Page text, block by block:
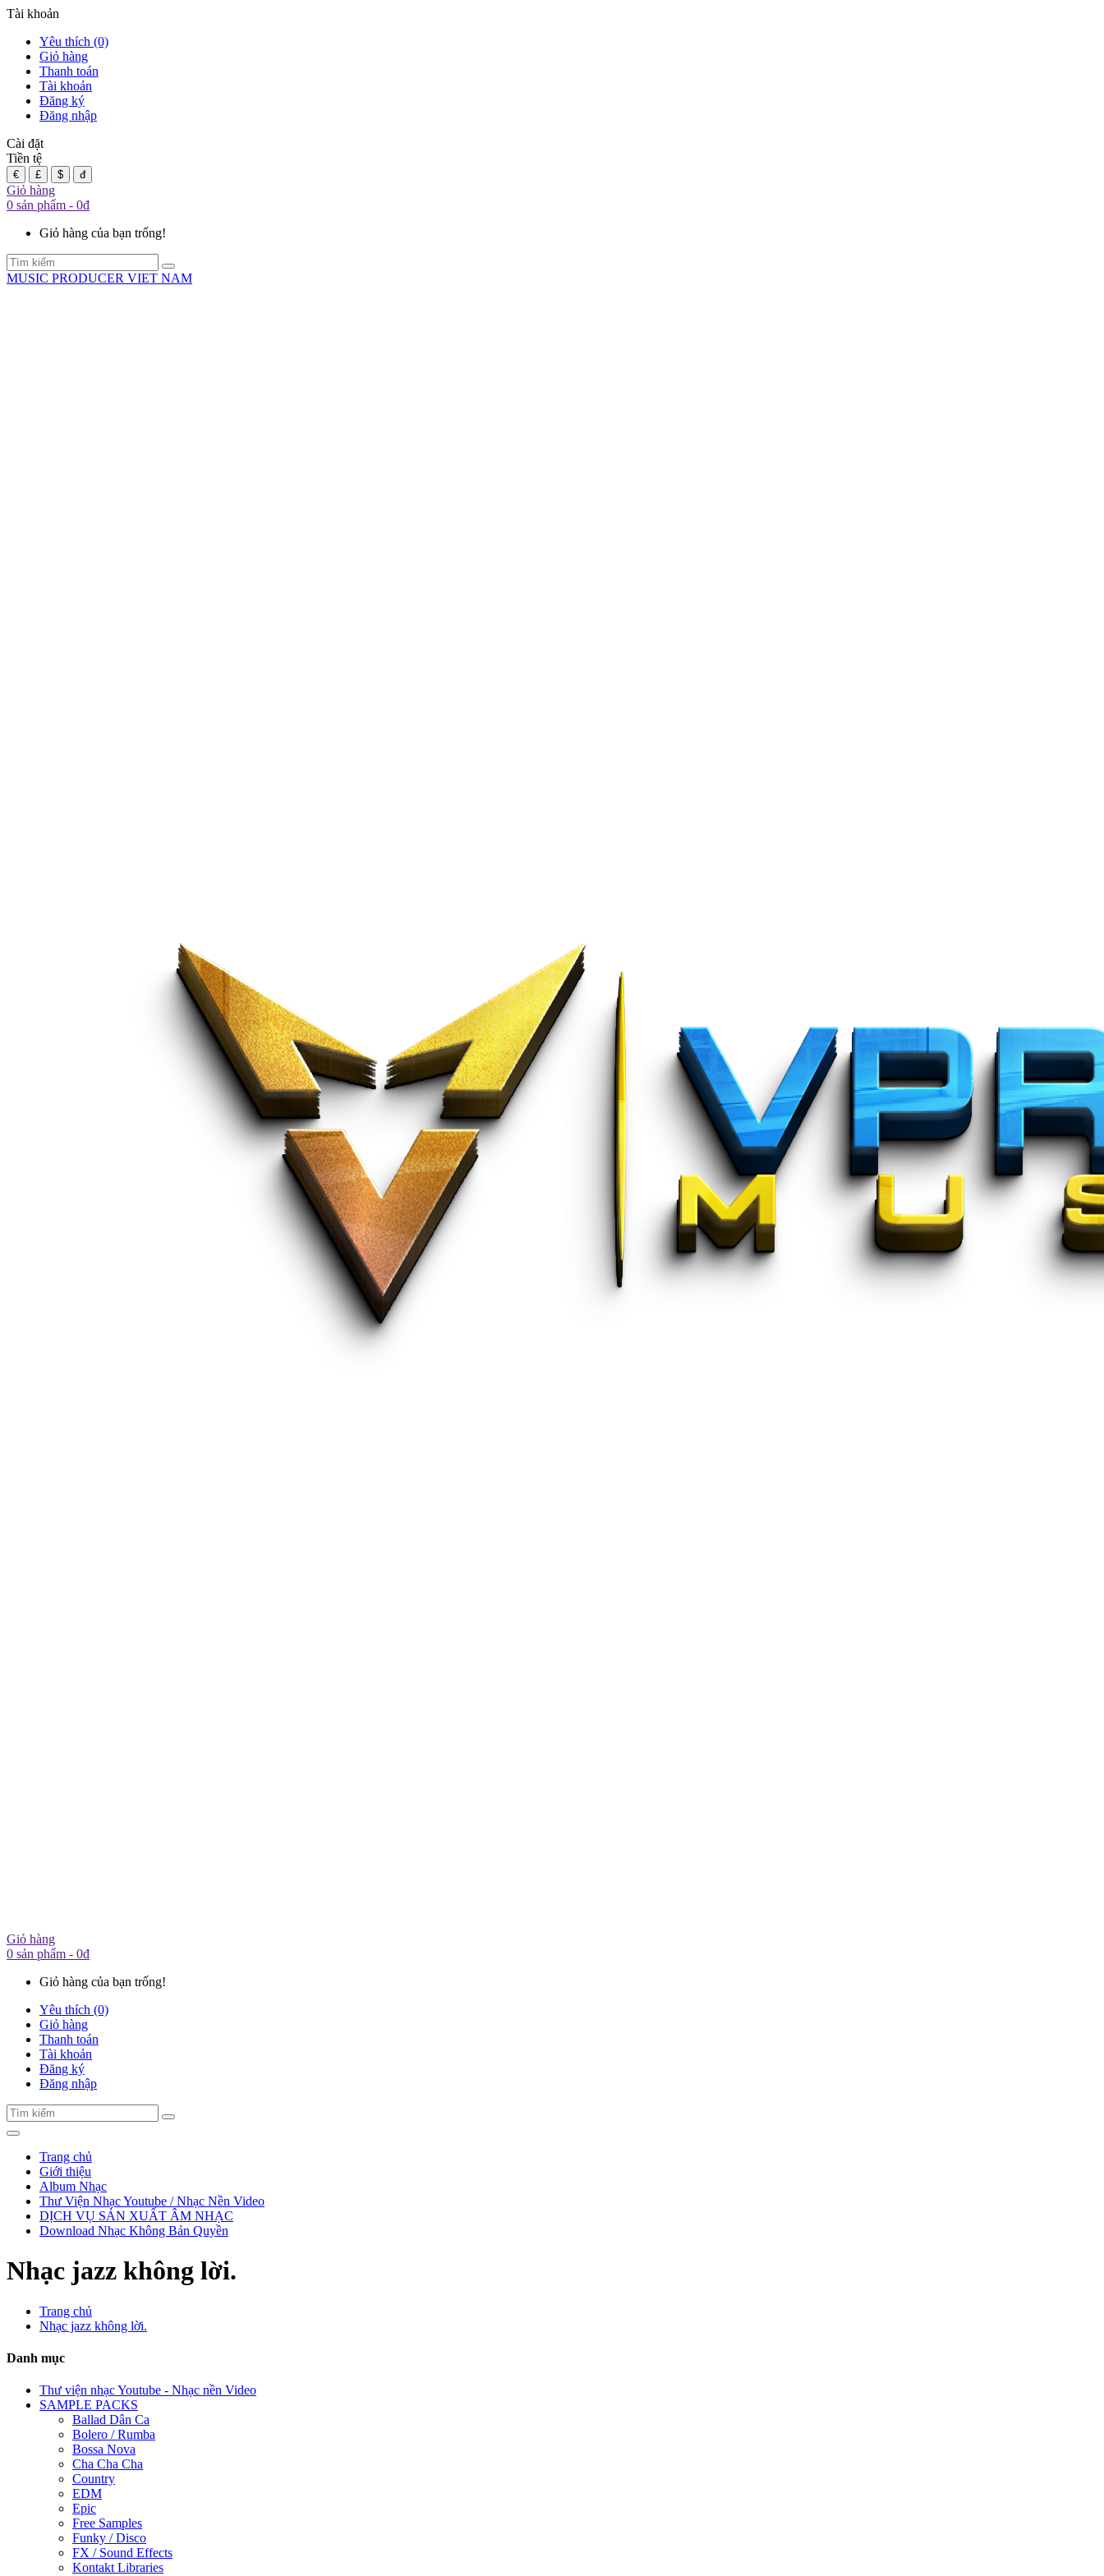
Tài khoản
Yêu thích (0)
Giỏ hàng
Thanh toán
Tài khoản
Đăng ký
Đăng nhập
Cài đặt
Tiền tệ
€ £ $ đ
Giỏ hàng
0 sản phẩm - 0đ
Giỏ hàng của bạn trống!
MUSIC PRODUCER VIET NAM
Giỏ hàng
0 sản phẩm - 0đ
Giỏ hàng của bạn trống!
Yêu thích (0)
Giỏ hàng
Thanh toán
Tài khoản
Đăng ký
Đăng nhập
Trang chủ
Giới thiệu
Album Nhạc
Thư Viện Nhạc Youtube / Nhạc Nền Video
DỊCH VỤ SẢN XUẤT ÂM NHẠC
Download Nhạc Không Bản Quyền
Nhạc jazz không lời.
Trang chủ
Nhạc jazz không lời.
Danh mục
Thư viện nhạc Youtube - Nhạc nền Video
SAMPLE PACKS
Ballad Dân Ca
Bolero / Rumba
Bossa Nova
Cha Cha Cha
Country
EDM
Epic
Free Samples
Funky / Disco
FX / Sound Effects
Kontakt Libraries